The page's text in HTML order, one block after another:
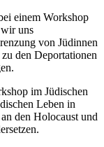
einem Workshop
uns
von Jüdinnen
den Deportationen
im Jüdischen
Leben in
den Holocaust und